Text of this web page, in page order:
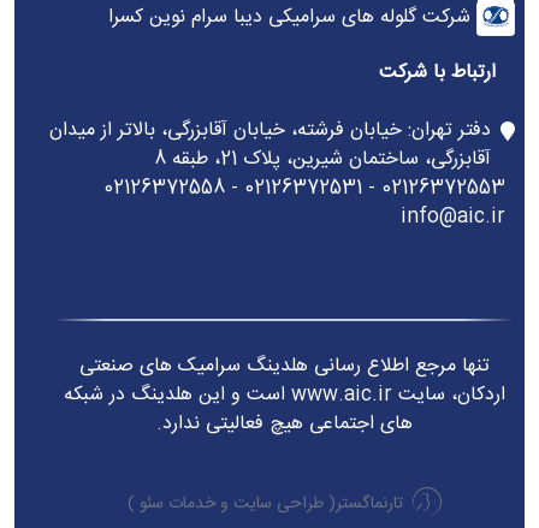
شرکت گلوله های سرامیکی دیبا سرام نوین کسرا
ارتباط با شرکت
دفتر تهران: خیابان فرشته، خیابان آقابزرگی، بالاتر از میدان
آقابزرگی، ساختمان شیرین، پلاک 21، طبقه 8
02126372553 - 02126372531 - 02126372558
info@aic.ir
تنها مرجع اطلاع رسانی هلدینگ سرامیک های صنعتی
اردکان، سایت www.aic.ir است و این هلدینگ در شبکه
های اجتماعی هیچ فعالیتی ندارد.
تارنماگستر(طراحی سایت وخدمات سئو )